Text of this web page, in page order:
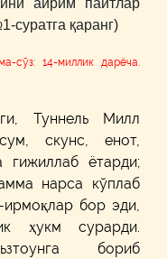
айрим пайтлар
суратга қаранг)
сўз: 14-миллик дарёча.
Туннель Милл
скунс, енот,
гижиллаб ётарди;
нарса кўплаб
ирмоқлар бор эди,
ҳукм сурарди.
бориб